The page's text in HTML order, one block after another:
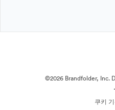
©2026 Brandfolder, Inc.
·
쿠키